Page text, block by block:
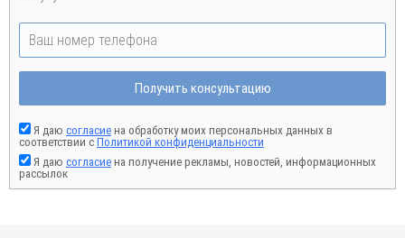
Получить консультацию
Я даю согласие на обработку моих персональных данных в
соответствии с Политикой конфиденциальности
Я даю согласие на получение рекламы, новостей, информационных
рассылок